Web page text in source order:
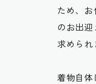
ため、お
のお出
求められ
着物自